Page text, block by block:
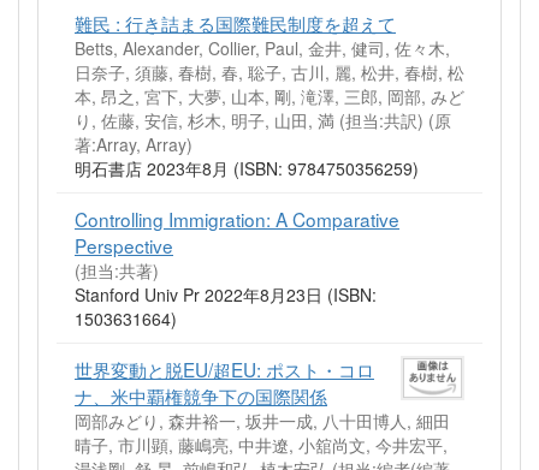
難民 : 行き詰まる国際難民制度を超えて
Betts, Alexander, Collier, Paul, 金井, 健司, 佐々木,
日奈子, 須藤, 春樹, 春, 聡子, 古川, 麗, 松井, 春樹, 松
本, 昂之, 宮下, 大夢, 山本, 剛, 滝澤, 三郎, 岡部, みど
り, 佐藤, 安信, 杉木, 明子, 山田, 満 (担当:共訳) (原
著:Array, Array)
明石書店 2023年8月 (ISBN: 9784750356259)
Controlling Immigration: A Comparative
Perspective
(担当:共著)
Stanford Univ Pr 2022年8月23日 (ISBN:
1503631664)
世界変動と脱EU/超EU: ポスト・コロ
ナ、米中覇権競争下の国際関係
岡部みどり, 森井裕一, 坂井一成, 八十田博人, 細田
晴子, 市川顕, 藤嶋亮, 中井遼, 小舘尚文, 今井宏平,